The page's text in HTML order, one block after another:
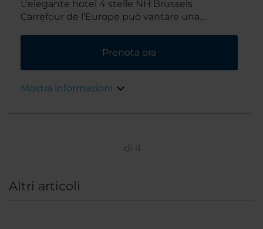
L'elegante hotel 4 stelle NH Brussels
Carrefour de l’Europe può vantare una
con un'atmosfera vivace e cosmopolita.
Prenota ora
Mostra informazioni
di 4
Altri articoli